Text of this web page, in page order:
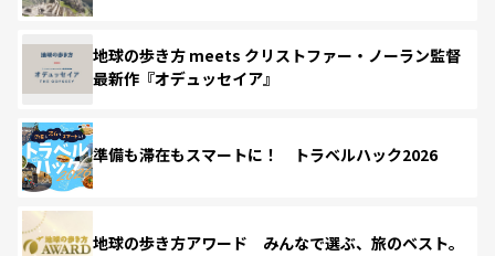
地球の歩き方 meets クリストファー・ノーラン監督
最新作『オデュッセイア』
準備も滞在もスマートに！ トラベルハック2026
地球の歩き方アワード みんなで選ぶ、旅のベスト。